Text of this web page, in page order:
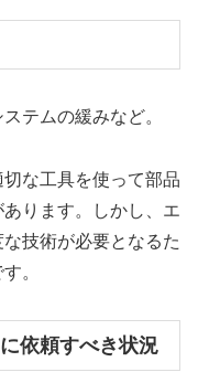
テムの緩みなど。
な工具を使って部品
ります。しかし、エ
技術が必要となるた
。
依頼すべき状況